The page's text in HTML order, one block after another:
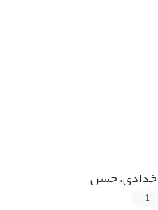
خدادی، حسن
1